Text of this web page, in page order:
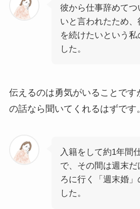
彼から仕事辞めてつ
いと言われたため
を続けたいという私
した。
伝えるのは勇気がいることです
の話なら聞いてくれるはずです。
入籍をして約1年間
で、その間は週末だ
ろに行く「週末婚」
した。